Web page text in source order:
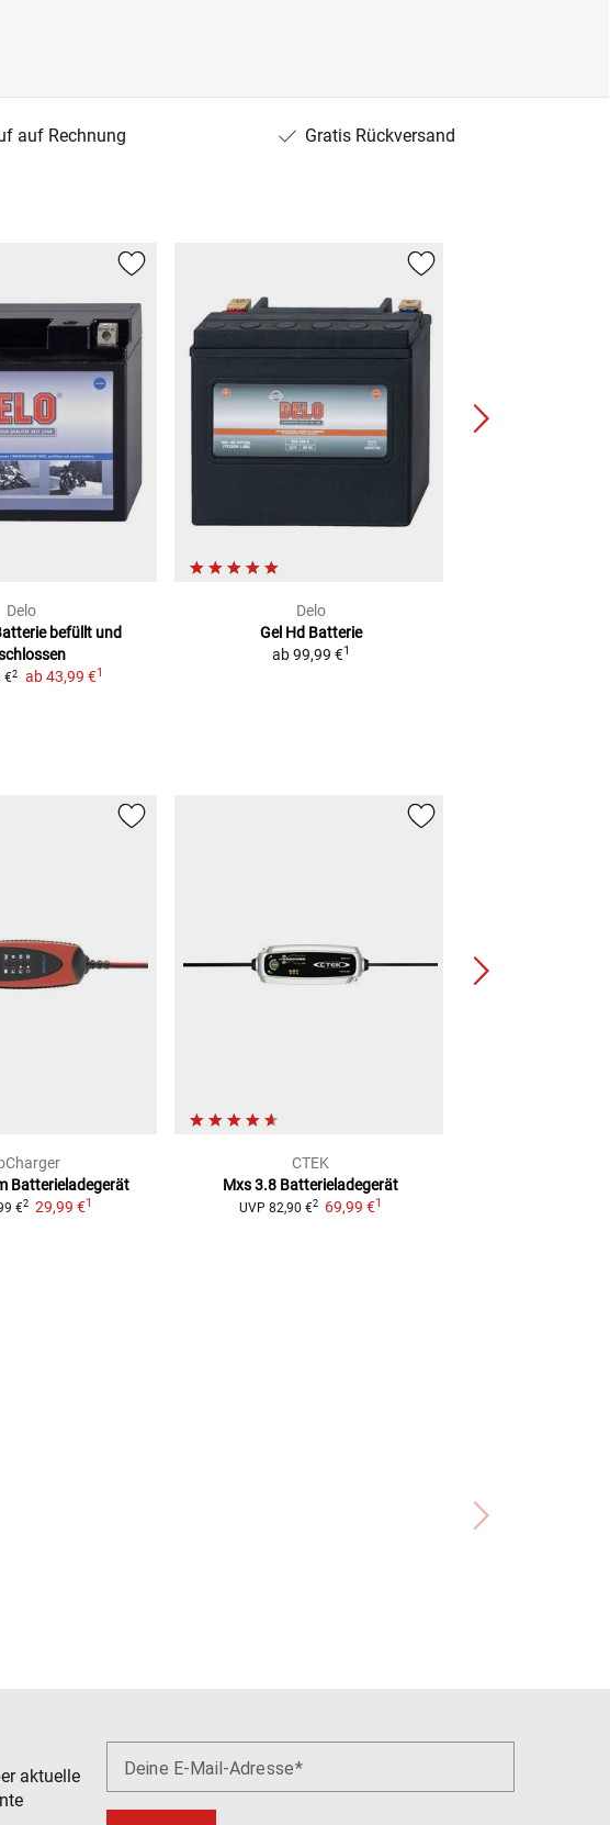
auf Rechnung Gratis Rückversand
Delo
befüllt und
€2 ab 43,99 €1
Delo
Gel Hd Batterie
ab 99,99 €1
Batterieladegerät
€2 29,99 €1
CTEK
Mxs 3.8 Batterieladegerät
UVP 82,90 €2 69,99 €1
aktuelle
Deine E-Mail-Adresse